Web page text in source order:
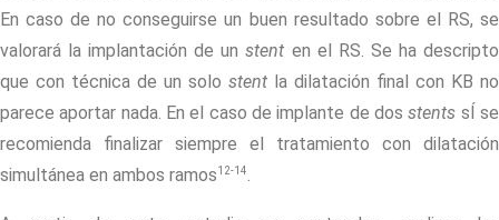
En caso de no conseguirse un buen resultado sobre el RS, se
valorará la implantación de unstent en el RS. Se ha descripto
que con técnica de un solo stent la dilatación final con KB no
parece aportar nada. En el caso de implante de dosstents sÍ se
recomienda finalizar siempre el tratamiento con dilatación
simultánea en ambos ramos12-14.